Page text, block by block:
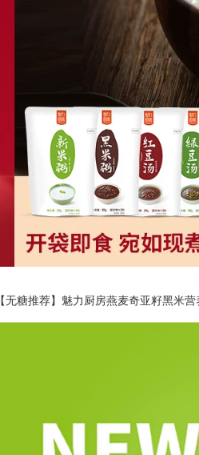
【无糖推荐】魅力厨房燕麦奇亚籽黑米